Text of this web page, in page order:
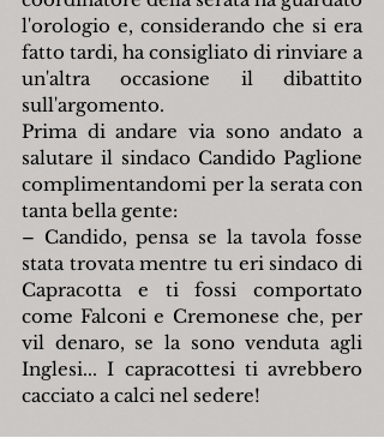
l'orologio e, considerando che si era
fatto tardi, ha consigliato di rinviare a
un'altra occasione il dibattito
sull'argomento.
Prima di andare via sono andato a
salutare il sindaco Candido Paglione
complimentandomi per la serata con
tanta bella gente:
– Candido, pensa se la tavola fosse
stata trovata mentre tu eri sindaco di
Capracotta e ti fossi comportato
come Falconi e Cremonese che, per
vil denaro, se la sono venduta agli
Inglesi... I capracottesi ti avrebbero
cacciato a calci nel sedere!